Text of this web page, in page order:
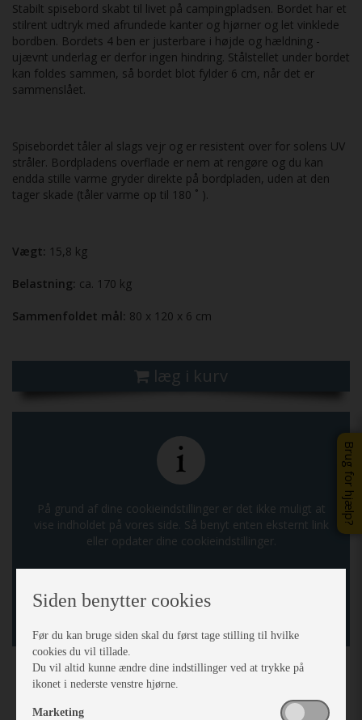
Brug for hjælp?
Stabilt spisebord skabt til livet på campingpladsen. Bordet har et
stilrent udtryk med afrundede kanter og hjørner og let vinklede
bordben. Bordets 4 ben er justerbare i højde og hældning -
ujævnt underlag er derfor ingen hindring. Stålstellet under bordet
kan foldes sammen, så bordet blot fylder 6 cm, når det er
sammenslået.
Spisebordet tåler al slags vejr og er resistent over for solens UV
stråler. Bordpladens overflade er nem at rengøre og du kan
endda stille varme gryder direkte på bordpladen, uden at den
tager skade (tåler varme op til 180 ˚ ).
Vægt: 15,8 kg
Belastning: ca. 170 kg
Sammenfoldet mål: 80 x 120 x 6 cm
læg i kurv
På grund af dine cookieindstillinger er det ikke muligt at
vise indholdet på vores side. Så benyt enten eksternt link
eller opdater dine cookieindstillinger.
Gå til indhold
Next
Siden benytter cookies
Før du kan bruge siden skal du først tage stilling til hvilke
cookies du vil tillade.
Du vil altid kunne ændre dine indstillinger ved at trykke på
ikonet i nederste venstre hjørne.
Marketing